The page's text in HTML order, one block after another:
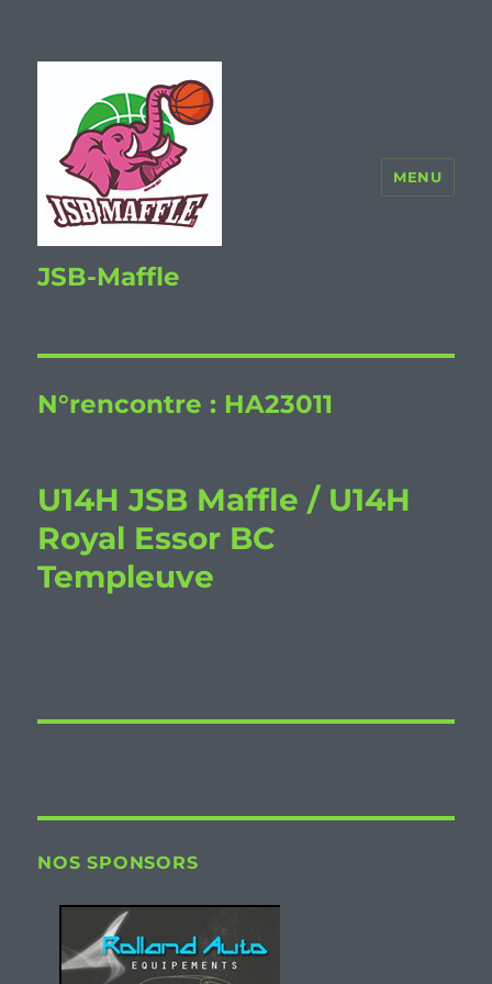
JSB-Maffle
MENU
N°rencontre : HA23011
U14H JSB Maffle / U14H
Royal Essor BC
Templeuve
NOS SPONSORS